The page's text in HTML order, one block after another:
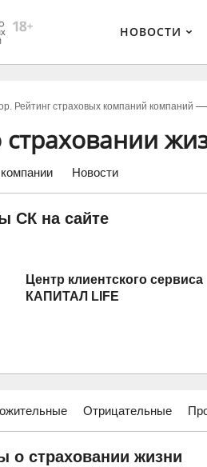
НОВОСТИ
Рейтинг страховых компаний компаний
Новости
СК на сайте
Центр клиентского сервиса
КАПИТАЛ LIFE
Отрицательные
о страховании жизни